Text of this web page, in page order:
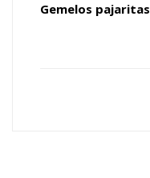
Gemelos pajaritas